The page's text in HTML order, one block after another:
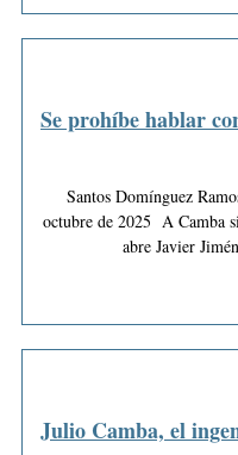
Se prohíbe hablar
Santos Domínguez
octubre de 2025 A Camba
abre Javier
Julio Camba, el